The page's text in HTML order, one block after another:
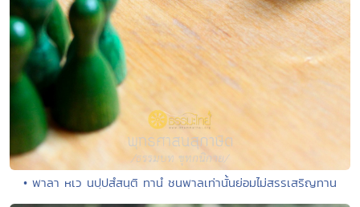
• พาลา หเว นปฺปสํสนฺติ ทานํ ชนพาลเท่านั้นย่อมไม่สรรเสริญทาน